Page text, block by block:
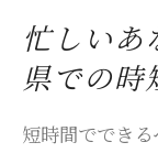
忙しいあ
県での時
短時間ででき